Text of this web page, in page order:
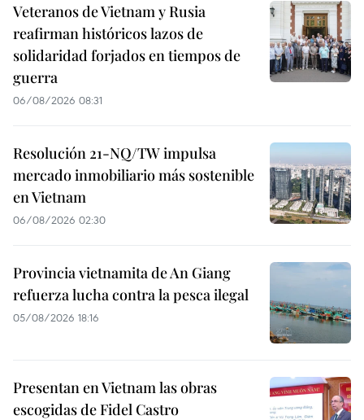
Veteranos de Vietnam y Rusia
reafirman históricos lazos de
solidaridad forjados en tiempos de
guerra
06/08/2026 08:31
Resolución 21-NQ/TW impulsa
mercado inmobiliario más sostenible
en Vietnam
06/08/2026 02:30
Provincia vietnamita de An Giang
refuerza lucha contra la pesca ilegal
05/08/2026 18:16
Presentan en Vietnam las obras
escogidas de Fidel Castro